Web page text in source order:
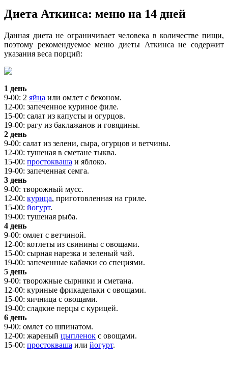
Диета Аткинса: меню на 14 дней
Данная диета не ограничивает человека в количестве пищи,
поэтому рекомендуемое меню диеты Аткинса не содержит
указания веса порций:
1 день
9-00: 2 яйца или омлет с беконом.
12-00: запеченное куриное филе.
15-00: салат из капусты и огурцов.
19-00: рагу из баклажанов и говядины.
2 день
9-00: салат из зелени, сыра, огурцов и ветчины.
12-00: тушеная в сметане тыква.
15-00: простокваша и яблоко.
19-00: запеченная семга.
3 день
9-00: творожный мусс.
12-00: курица, приготовленная на гриле.
15-00: йогурт.
19-00: тушеная рыба.
4 день
9-00: омлет с ветчиной.
12-00: котлеты из свинины с овощами.
15-00: сырная нарезка и зеленый чай.
19-00: запеченные кабачки со специями.
5 день
9-00: творожные сырники и сметана.
12-00: куриные фрикадельки с овощами.
15-00: яичница с овощами.
19-00: сладкие перцы с курицей.
6 день
9-00: омлет со шпинатом.
12-00: жареный цыпленок с овощами.
15-00: простокваша или йогурт.